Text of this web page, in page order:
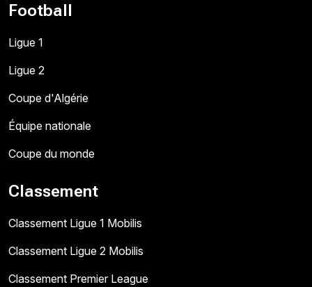
Football
Ligue 1
Ligue 2
Coupe d'Algérie
Équipe nationale
Coupe du monde
Classement
Classement Ligue 1 Mobilis
Classement Ligue 2 Mobilis
Classement Premier League